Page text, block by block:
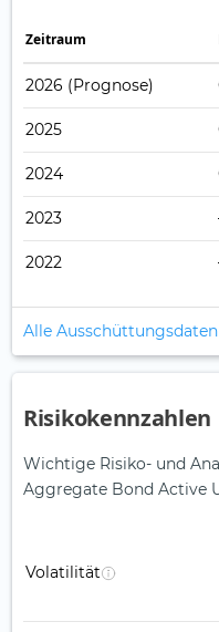
Zeitraum
2026 (Prognose)
2025
2024
2023
2022
Alle Ausschüttungsdaten
Risikokennzahlen
Wichtige Risiko- und
Aggregate Bond Active
Volatilität